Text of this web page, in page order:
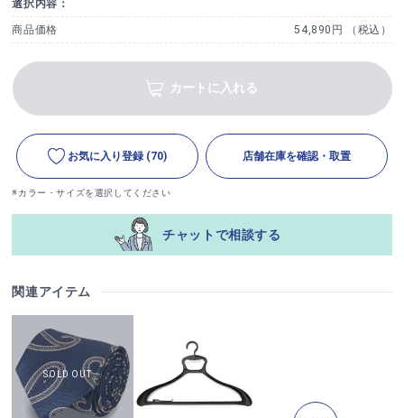
選択内容：
商品価格 54,890円 （税込）
カートに入れる
お気に入り登録 (70) 店舗在庫を確認・取置
※カラー・サイズを選択してください
チャットで相談する
関連アイテム